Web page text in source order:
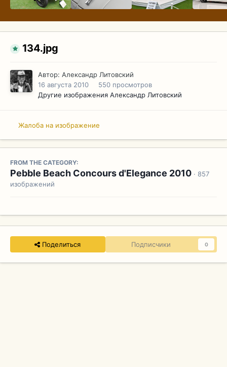
134.jpg
Автор: Александр Литовский
16 августа 2010
550 просмотров
Другие изображения Александр Литовский
Жалоба на изображение
FROM THE CATEGORY:
Pebble Beach Concours d'Elegance 2010 · 857
изображений
Поделиться Подписчики 0